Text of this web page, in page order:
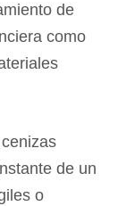
de
como
de un
o